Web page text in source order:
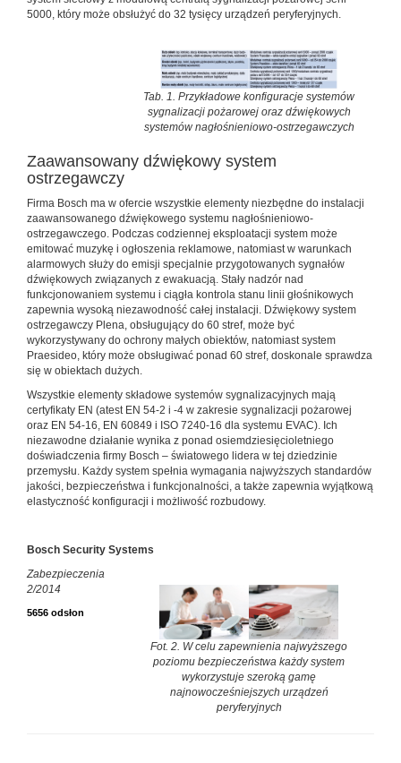
5000, który może obsłużyć do 32 tysięcy urządzeń peryferyjnych.
Tab. 1. Przykładowe konfiguracje systemów
sygnalizacji pożarowej oraz dźwiękowych
systemów nagłośnieniowo-ostrzegawczych
Zaawansowany dźwiękowy system
ostrzegawczy
Firma Bosch ma w ofercie wszystkie elementy niezbędne do instalacji
zaawansowanego dźwiękowego systemu nagłośnieniowo-
ostrzegawczego. Podczas codziennej eksploatacji system może
emitować muzykę i ogłoszenia reklamowe, natomiast w warunkach
alarmowych służy do emisji specjalnie przygotowanych sygnałów
dźwiękowych związanych z ewakuacją. Stały nadzór nad
funkcjonowaniem systemu i ciągła kontrola stanu linii głośnikowych
zapewnia wysoką niezawodność całej instalacji. Dźwiękowy system
ostrzegawczy Plena, obsługujący do 60 stref, może być
wykorzystywany do ochrony małych obiektów, natomiast system
Praesideo, który może obsługiwać ponad 60 stref, doskonale sprawdza
się w obiektach dużych.
Wszystkie elementy składowe systemów sygnalizacyjnych mają
certyfikaty EN (atest EN 54-2 i -4 w zakresie sygnalizacji pożarowej
oraz EN 54-16, EN 60849 i ISO 7240-16 dla systemu EVAC). Ich
niezawodne działanie wynika z ponad osiemdziesięcioletniego
doświadczenia firmy Bosch – światowego lidera w tej dziedzinie
przemysłu. Każdy system spełnia wymagania najwyższych standardów
jakości, bezpieczeństwa i funkcjonalności, a także zapewnia wyjątkową
elastyczność konfiguracji i możliwość rozbudowy.
Bosch Security Systems
Fot. 2. W celu zapewnienia najwyższego
poziomu bezpieczeństwa każdy system
wykorzystuje szeroką gamę
najnowocześniejszych urządzeń
peryferyjnych
Zabezpieczenia
2/2014
5656 odsłon